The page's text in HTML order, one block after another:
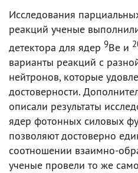
Исследования
реакций ученые
детектора для ядер 9Be и
варианты реакций с
нейтронов, которые
достоверности.
описали результаты
ядер фотонных силовых
позволяют достоверно
соотношении взаимно-
ученые провели то же